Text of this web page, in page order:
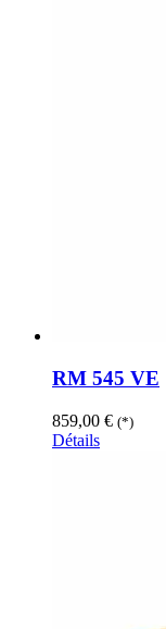
RM 545 VE
859,00 € (*)
Détails